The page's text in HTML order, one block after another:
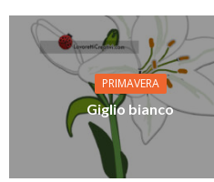
PRIMAVERA
Giglio bianco